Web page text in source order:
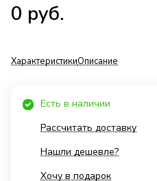
0 руб.
ХарактеристикиОписание
Есть в наличии
Рассчитать доставку
Нашли дешевле?
Хочу в подарок